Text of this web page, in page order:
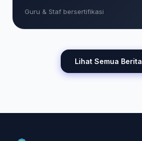
Guru & Staf bersertifikasi
Lihat Semua Berita